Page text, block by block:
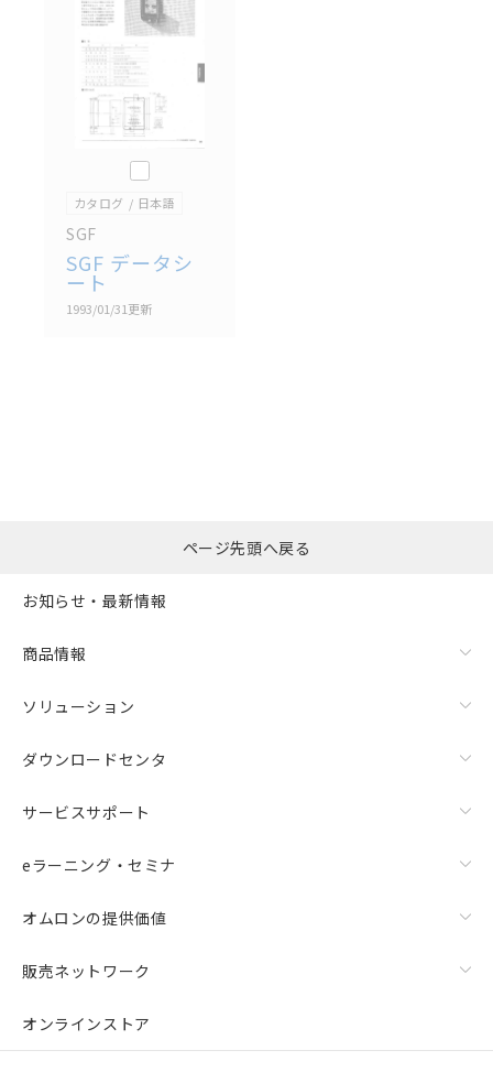
ものであり、変更・改定させていただいている可能性
があります。改めて当サイトの掲載内容をご確認のう
え、ご用命下さいますようお願いいたします。
このカタログを選択
カタログ 日本語
SGF
SGF データシ
ート
1993/01/31更新
括ダウンロード
ページ先頭へ戻る
お知らせ・最新情報
商品情報
ソリューション
ダウンロードセンタ
サービスサポート
eラーニング・セミナ
オムロンの提供価値
販売ネットワーク
オンラインストア